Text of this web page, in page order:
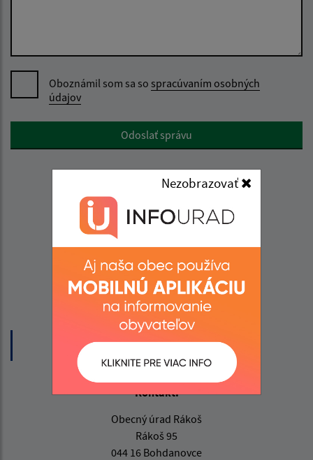
Nezobrazovať
Oboznámil som sa so spracúvaním osobných
údajov
Google reCaptcha ResponseOdoslať správu
Deň
Pondelok
07:30 - 15:30
Utorok
07:30 - 15:30
Streda
07:30 - 18:00
Štvrtok
07:30 - 15:30
Piatok
07:30 - 13:00
Obedňajšia prestávka:12:00 - 13:00
Kontakt:
Obecný úrad Rákoš
Rákoš 95
044 16 Bohdanovce